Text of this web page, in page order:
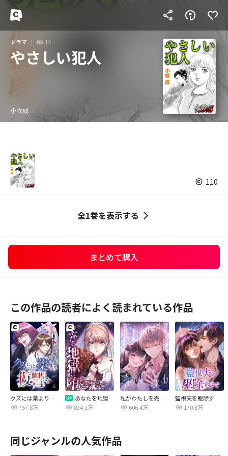
ドラマ 14
やさしい犯人
小牧成
110
全1巻を表示する
まとめて購入
この作品の読者によく読まれている作品
クズには薬より復讐を
757.8万
あなたを地獄に堕とすまで
834.1万
私がわたしを売る理由
606.4万
監視夫を駆除するまで
170.3万
同じジャンルの人気作品